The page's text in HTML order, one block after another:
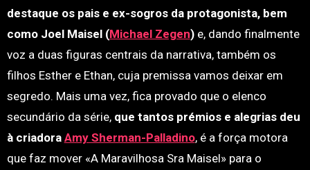
destaque os pais e ex-sogros da protagonista, bem
como Joel Maisel (Michael Zegen)e, dando finalmente
voz a duas figuras centrais da narrativa, também os
filhos Esther e Ethan, cuja premissa vamos deixar em
segredo. Mais uma vez, fica provado que o elenco
secundário da série,que tantos prémios e alegrias deu
à criadora Amy Sherman-Palladino, é a força motora
que faz mover «A Maravilhosa Sra Maisel» para o